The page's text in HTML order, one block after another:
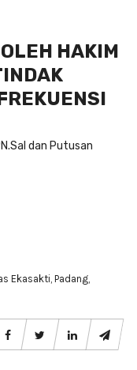
HAKIM
dan Putusan
Ekasakti, Padang,